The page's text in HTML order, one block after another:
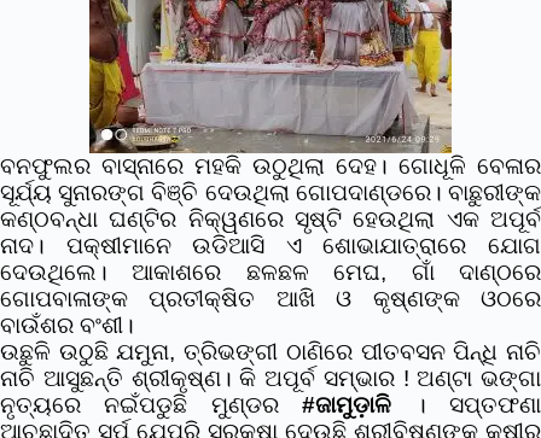
ବନଫୁଲର ବାସ୍ନାରେ ମହକି ଉଠୁଥିଲା ଦେହ। ଗୋଧୂଳି ବେଳାର
ସୂର୍ଯ୍ୟ ସୁନାରଙ୍ଗ ବିଞ୍ଚି ଦେଉଥିଲା ଗୋପଦାଣ୍ଡରେ। ବାଛୁରୀଙ୍କ
କଣ୍ଠବନ୍ଧା ଘଣ୍ଟିର ନିକ୍ୱଣରେ ସୃଷ୍ଟି ହେଉଥିଲା ଏକ ଅପୂର୍ବ
ନାଦ। ପକ୍ଷୀମାନେ ଉଡିଆସି ଏ ଶୋଭାଯାତ୍ରାରେ ଯୋଗ
ଦେଉଥିଲେ। ଆକାଶରେ ଛଳଛଳ ମେଘ, ଗାଁ ଦାଣ୍ଠରେ
ଗୋପବାଳାଙ୍କ ପ୍ରତୀକ୍ଷିତ ଆଖି ଓ କୃଷ୍ଣଙ୍କ ଓଠରେ
ବାଉଁଶର ବଂଶୀ।
ଉଛୁଳି ଉଠୁଛି ଯମୁନା, ତ୍ରିଭଙ୍ଗୀ ଠାଣିରେ ପୀତବସନ ପିନ୍ଧି ନାଚି
ନାଚି ଆସୁଛନ୍ତି ଶ୍ରୀକୃଷ୍ଣ। କି ଅପୂର୍ବ ସମ୍ଭାର ! ଅଣ୍ଟା ଭଙ୍ଗା
ନୃତ୍ୟରେ ନଇଁପଡୁଛି ମୁଣ୍ଡର#ଜାମୁଡ଼ାଳି
। ସପ୍ତଫଣା
ଆଚ୍ଛାଦିତ ସର୍ପ ଯେପରି ସୁରକ୍ଷା ଦେଉଛି ଶ୍ରୀବିଷ୍ଣୁଙ୍କୁ କ୍ଷୀର